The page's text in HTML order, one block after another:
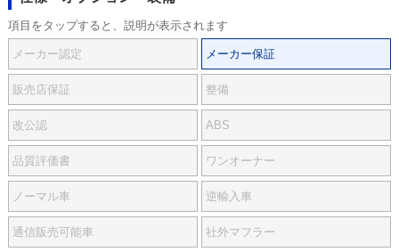
項目をタップすると、説明が表示されます
メーカー認定 メーカー保証
販売店保証 整備
改公認 ABS
品質評価書 ワンオーナー
ノーマル車 逆輸入車
通信販売可能車 社外マフラー